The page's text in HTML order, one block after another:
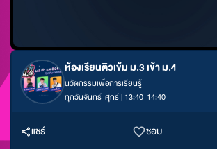
ห้องเรียนติวเข้ม ม.3 เข้า ม.4
นวัตกรรมเพื่อการเรียนรู้
ทุกวันจันทร์-ศุกร์ | 13:40-14:40
แชร์ ชอบ